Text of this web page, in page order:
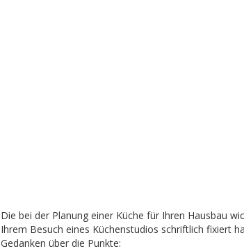
Die bei der Planung einer Küche für Ihren Hausbau
Ihrem Besuch eines Küchenstudios schriftlich fixiert
Gedanken über die Punkte: